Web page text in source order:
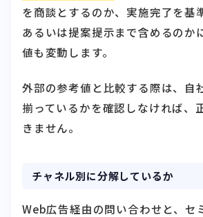
を商談とするのか、実施完了を基
あるいは提案提示まで含めるのか
値も変動します。
外部の参考値と比較する際は、自
揃っているかを確認しなければ、
きません。
チャネル別に分解しているか
Web広告経由の問い合わせと、セ